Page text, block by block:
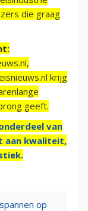
die graag
krijg
geeft.
van
aan kwaliteit,
op